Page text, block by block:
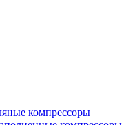
компрессоры